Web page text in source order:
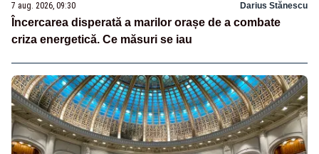
7 aug. 2026, 09:30 Darius Stănescu
Încercarea disperată a marilor orașe de a combate
criza energetică. Ce măsuri se iau